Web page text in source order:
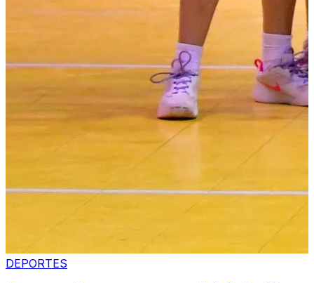
DEPORTES